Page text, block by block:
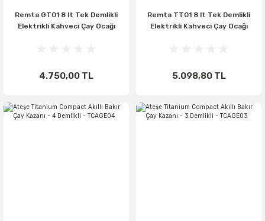
Remta GT01 8 lt Tek Demlikli
Elektrikli Kahveci Çay Ocağı
4.750,00 TL
Remta TT01 8 lt Tek Demlikli
Elektrikli Kahveci Çay Ocağı
5.098,80 TL